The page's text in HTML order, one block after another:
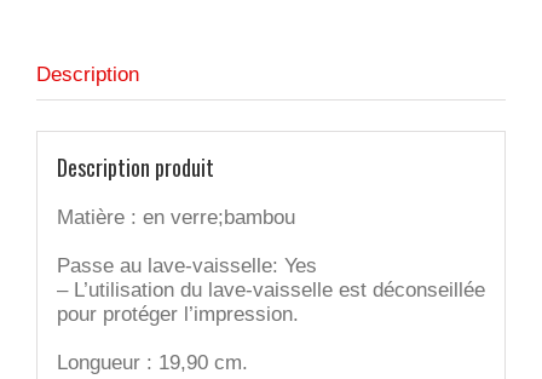
Description
Description produit
Matière : en verre;bambou
Passe au lave-vaisselle: Yes
– L’utilisation du lave-vaisselle est déconseillée
pour protéger l’impression.
Longueur : 19,90 cm.